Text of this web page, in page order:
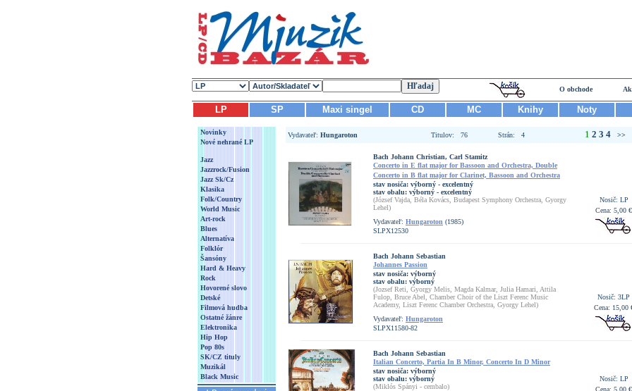
O obchode
LP SP Maxi singel CD MC Knihy Noty
Novinky
Nové nehrané LP
Jazz
Jazzrock/Fusion
Jazz Sk/Cz
Klasika
Folk/Country
World Music
Art-rock
Blues
Alternatíva
Folklór
Šansóny
Hard & Heavy
Rock
Hovorené slovo
Detské
Filmová hudba
Ostatné žánre
Elektronika
Hip Hop
Pop 80s
SK/CZ tituly
Muzikál
Black Music
Vydavateľ: Hungaroton Titulov: 76 Strán: 4 1 2 3 4 >>
Bach Johann Christian, Carl Stamitz
Concerto in E flat major for Bassoon and Orchestra, Double
Concerto in B flat major for Clarinet, Bassoon and Orchestra
stav nosiča: výborný - excelentný
stav obalu: výborný - excelentný
(József Vajda, Béla Kovács, Budapest Symphony Orchestra, Gyorgy
Lehel)
Vydavateľ: Hungaroton (1985)
SLPX12530
Nosič: LP
Cena: 5,00 €
Bach Johann Sebastian
Johannes Passion
stav nosiča: výborný
stav obalu: výborný
(Jozsef Reti, Gyorgy Melis, Magda Kalmar, Julia Hamari, Attila
Fulop, Bruce Abel, Chamber Choir of the Liszt Ferenc Music
Academy, Liszt Ferenc Chamber Orchestra, Gyorgy Lehel)
Vydavateľ: Hungaroton
SLPX11580-82
Nosič: 3LP
Cena: 15,00
Bach Johann Sebastian
Italian Concerto, Partia In B Minor, Concerto In D Minor
stav nosiča: výborný
stav obalu: výborný
(Miklós Spányi - cembalo)
Nosič: LP
Cena: 5,00 €